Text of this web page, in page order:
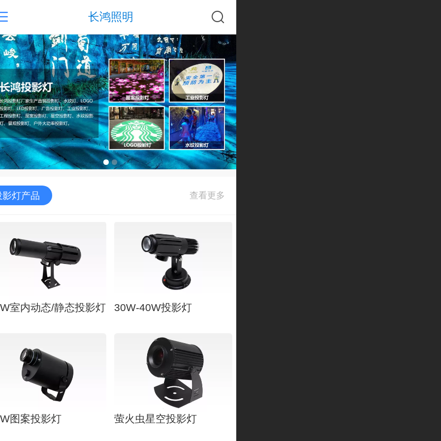
长鸿照明
影灯产品
室内动态/静态投影灯 30W-40W投影灯
图案投影灯 萤火虫星空投影灯